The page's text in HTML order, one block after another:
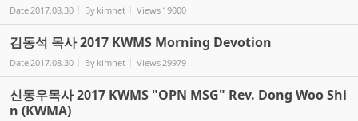
Date2017.08.30 By kimnet Views 19000
김동석 목사 2017 KWMS Morning Devotion
Date2017.08.30 By kimnet Views29979
신동우목사 2017 KWMS "OPN MSG" Rev. Dong Woo Shi
n (KWMA)